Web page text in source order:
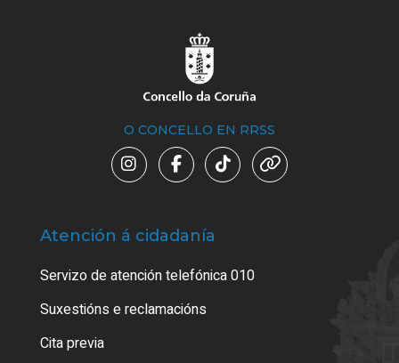
O CONCELLO EN RRSS
Atención á cidadanía
Servizo de atención telefónica 010
Suxestións e reclamacións
Cita previa